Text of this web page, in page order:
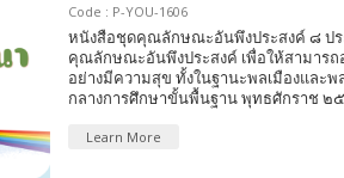
Code : P-YOU-1606
หนังสือชุดคุณลักษณะอันพึงประสงค์ ๘ ปร
คุณลักษณะอันพึงประสงค์ เพื่อให้สามาร
อย่างมีความสุข ทั้งในฐานะพลเมืองและ
กลางการศึกษาขั้นพื้นฐาน พุทธศักราช ๒
Learn More